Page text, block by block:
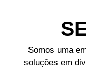
Somos uma
soluções em